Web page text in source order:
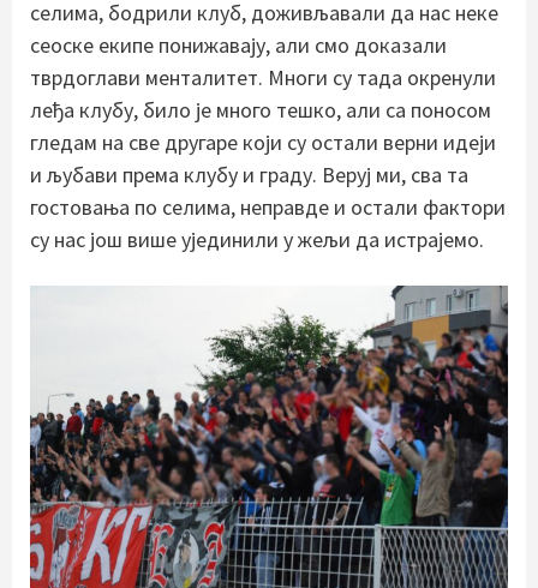
селима, бодрили клуб, доживљавали да нас неке
сеоске екипе понижавају, али смо доказали
тврдоглави менталитет. Многи су тада окренули
леђа клубу, било је много тешко, али са поносом
гледам на све другаре који су остали верни идеји
и љубави према клубу и граду. Веруј ми, сва та
гостовања по селима, неправде и остали фактори
су нас још више ујединили у жељи да истрајемо.